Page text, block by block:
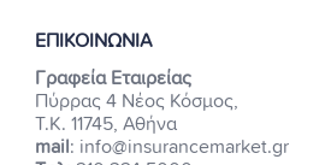
ΕΠΙΚΟΙΝΩΝΙΑ
Γραφεία Εταιρείας
Πύρρας 4 Νέος Κόσμος,
Τ.Κ. 11745, Αθήνα
mail : info@insurancemarket.gr